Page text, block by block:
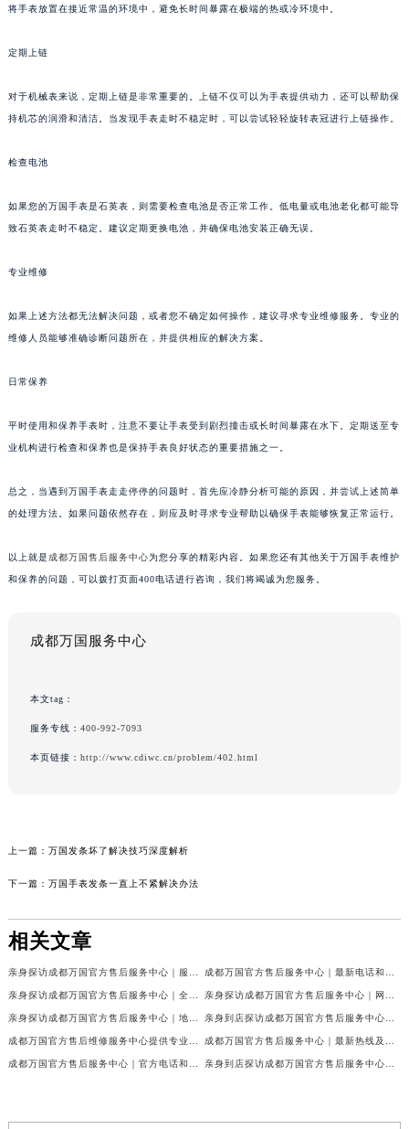
将手表放置在接近常温的环境中，避免长时间暴露在极端的热或冷环境中。
定期上链
对于机械表来说，定期上链是非常重要的。上链不仅可以为手表提供动力，还可以帮助保
持机芯的润滑和清洁。当发现手表走时不稳定时，可以尝试轻轻旋转表冠进行上链操作。
检查电池
如果您的万国手表是石英表，则需要检查电池是否正常工作。低电量或电池老化都可能导
致石英表走时不稳定。建议定期更换电池，并确保电池安装正确无误。
专业维修
如果上述方法都无法解决问题，或者您不确定如何操作，建议寻求专业维修服务。专业的
维修人员能够准确诊断问题所在，并提供相应的解决方案。
日常保养
平时使用和保养手表时，注意不要让手表受到剧烈撞击或长时间暴露在水下。定期送至专
业机构进行检查和保养也是保持手表良好状态的重要措施之一。
总之，当遇到万国手表走走停停的问题时，首先应冷静分析可能的原因，并尝试上述简单
的处理方法。如果问题依然存在，则应及时寻求专业帮助以确保手表能够恢复正常运行。
以上就是 成都万国售后服务中心为您分享的精彩内容。如果您还有其他关于万国手表维护
和保养的问题，可以拨打页面400电话进行咨询，我们将竭诚为您服务。
成都万国服务中心
本文tag：
服务专线： 400-992-7093
本页链接： http://www.cdiwc.cn/problem/402.html
上一篇： 万国发条坏了解决技巧深度解析
下一篇： 万国手表发条一直上不紧解决办法
相关文章